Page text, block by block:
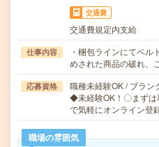
交通費
交通費規定内支給
仕事内容
・梱包ラインにてベ
めされた商品の破れ、
応募資格
職種未経験OK / ブラン
◆未経験OK！〇まずは
で気軽にオンライン
職場の雰囲気